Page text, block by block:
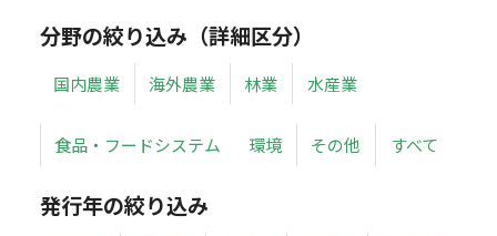
分野の絞り込み（詳細区分）
国内農業 海外農業 林業 水産業
食品・フードシステム 環境 その他 すべて
発行年の絞り込み